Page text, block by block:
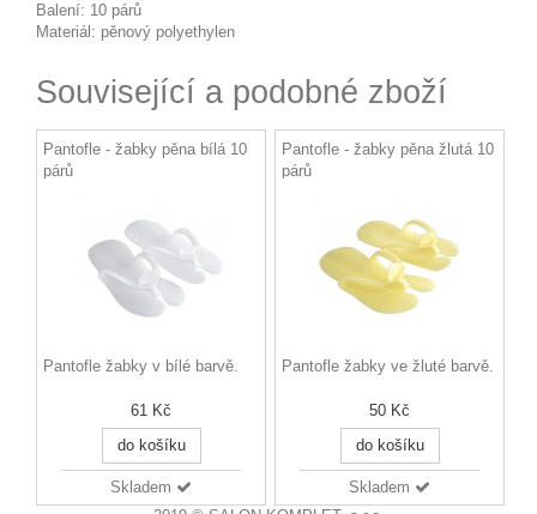
Balení: 10 párů
Materiál: pěnový polyethylen
Související a podobné zboží
Pantofle - žabky pěna bílá 10
párů
Pantofle žabky v bílé barvě.
61 Kč
do košíku
Skladem
Pantofle - žabky pěna žlutá 10
párů
Pantofle žabky ve žluté barvě.
50 Kč
do košíku
Skladem